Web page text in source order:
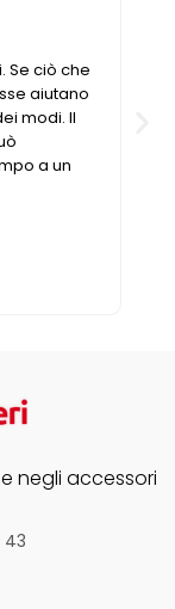
Se ciò che
aiutano
modi. Il
a un
negli accessori
43